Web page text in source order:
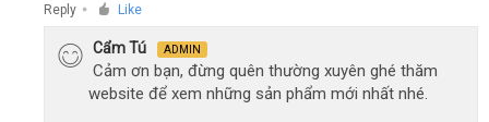
Reply ● Like
Cẩm Tú ADMIN
Cảm ơn bạn, đừng quên thường xuyên ghé thăm
website để xem những sản phẩm mới nhất nhé.